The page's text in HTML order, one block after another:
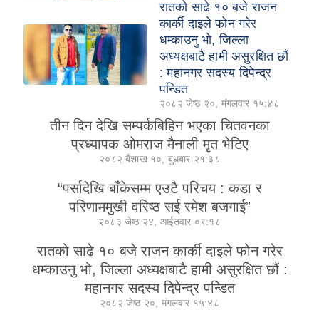
रातको साढे १० बजे राजन
कार्की दाइले फोन गरेर
धम्काउनु भो, जिल्ला
अध्यक्षबाटै हामी असुरक्षित छौं
: महानगर सदस्य दिपेन्द्र
पन्डित
२०८२ जेष्ठ २०, मंगलवार १५:४८
तीन दिन देखि सम्पर्कबिहिन भएका चितवनका
प्रध्यापक ओमराज मैनाली मृत भेटिए
२०८२ बैशाख १०, बुधबार २१:३८
“पर्सादेखि बाँकेसम्म एउटै परिचय : कडा र
परिणाममुखी वरिष्ठ सई रमेश बजगाई”
२०८३ जेष्ठ २४, आईतवार ०९:१८
रातको साढे १० बजे राजन कार्की दाइले फोन गरेर
धम्काउनु भो, जिल्ला अध्यक्षबाटै हामी असुरक्षित छौं :
महानगर सदस्य दिपेन्द्र पन्डित
२०८२ जेष्ठ २०, मंगलवार १५:४८